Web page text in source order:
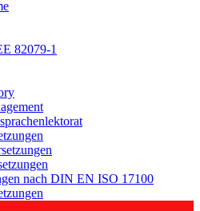
82079-1
nach DIN EN ISO 17100